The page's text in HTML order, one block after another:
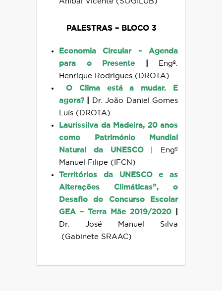
PALESTRAS – BLOCO 3
Economia Circular – Agenda
para o Presente
Engº.
Henrique Rodrigues (DROTA)
O Clima está a mudar. E
agora?
Dr. João Daniel Gomes
Luís (DROTA)
Laurissilva da Madeira, 20 anos
como Património Mundial
Natural da UNESCO|
Engº
Manuel Filipe (IFCN)
Territórios da UNESCO e as
Alterações Climáticas”, o
Desafio do Concurso Escolar
GEA – Terra Mãe 2019/2020
Dr. José Manuel Silva
(Gabinete SRAAC)